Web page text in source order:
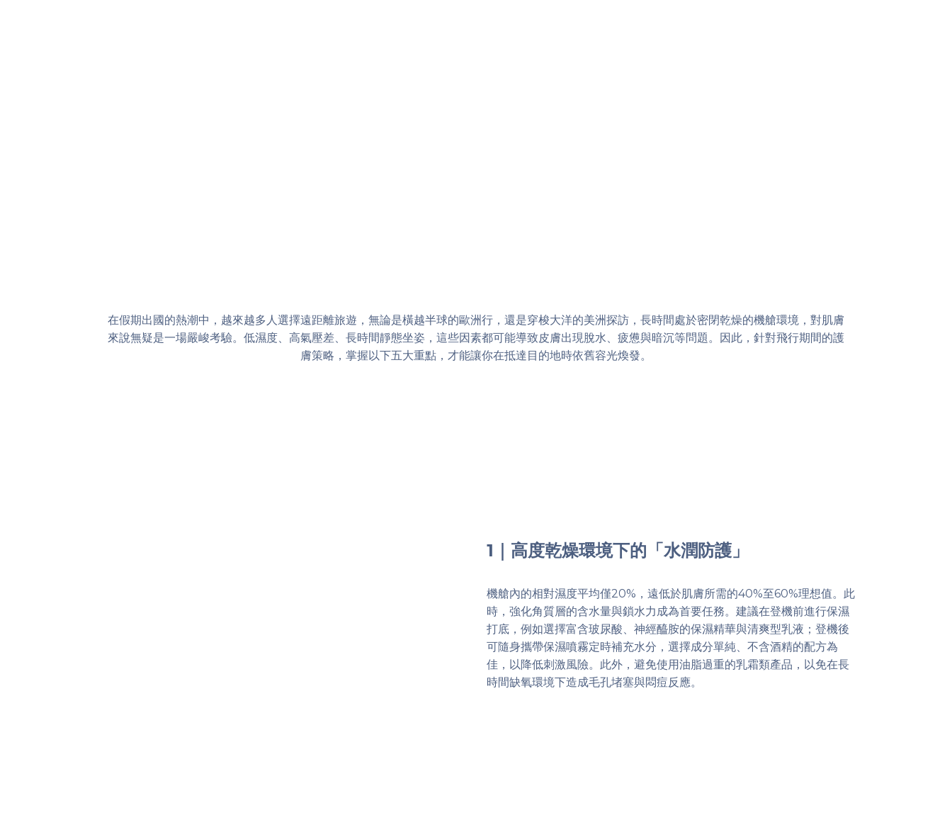
在假期出國的熱潮中，越來越多人選擇遠距離旅遊，無論是橫越半球的歐洲行，還是穿梭大洋的美洲探訪，長時間處於密閉乾燥的機艙環境，對肌膚
來說無疑是一場嚴峻考驗。低濕度、高氣壓差、長時間靜態坐姿，這些因素都可能導致皮膚出現脫水、疲憊與暗沉等問題。因此，針對飛行期間的護
膚策略，掌握以下五大重點，才能讓你在抵達目的地時依舊容光煥發。
1｜高度乾燥環境下的「水潤防護」
機艙內的相對濕度平均僅20%，遠低於肌膚所需的40%至60%理想值。此
時，強化角質層的含水量與鎖水力成為首要任務。建議在登機前進行保濕
打底，例如選擇富含玻尿酸、神經醯胺的保濕精華與清爽型乳液；登機後
可隨身攜帶保濕噴霧定時補充水分，選擇成分單純、不含酒精的配方為
佳，以降低刺激風險。此外，避免使用油脂過重的乳霜類產品，以免在長
時間缺氧環境下造成毛孔堵塞與悶痘反應。